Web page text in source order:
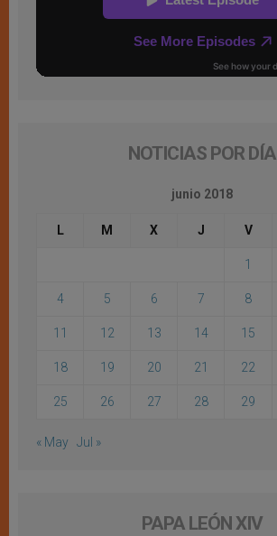
NOTICIAS POR DÍA
junio 2018
L M X J V
1
4 5 6 7 8
11 12 13 14 15
18 19 20 21 22
25 26 27 28 29
« May Jul »
PAPA LEÓN XIV